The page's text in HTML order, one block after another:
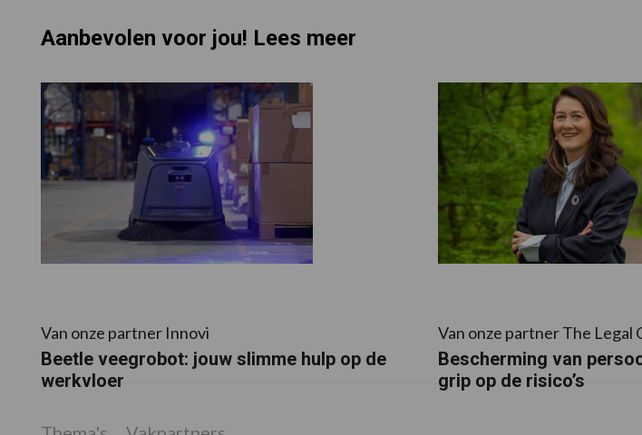
Aanbevolen voor jou! Lees meer
Van onze partner Innovi
Beetle veegrobot: jouw slimme hulp op de
werkvloer
Van onze partner The Legal
Bescherming van
grip op de risico’s